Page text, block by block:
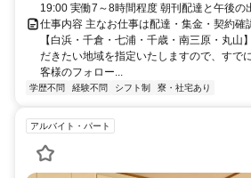
19:00 実働7～8時間程度 朝刊配達と午後の
仕事内容 主なお仕事は配達・集金・契約確
【白浜・千倉・七浦・千歳・南三原・丸山
だきたい地域を指定いたしますので、すで
客様のフォロー...
学歴不問 経験不問 シフト制 寮・社宅あり
アルバイト・パート